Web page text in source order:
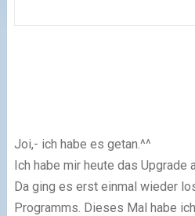
Joi,- ich habe es getan.^^
Ich habe mir heute das Upgrade
Da ging es erst einmal wieder
Programms. Dieses Mal habe